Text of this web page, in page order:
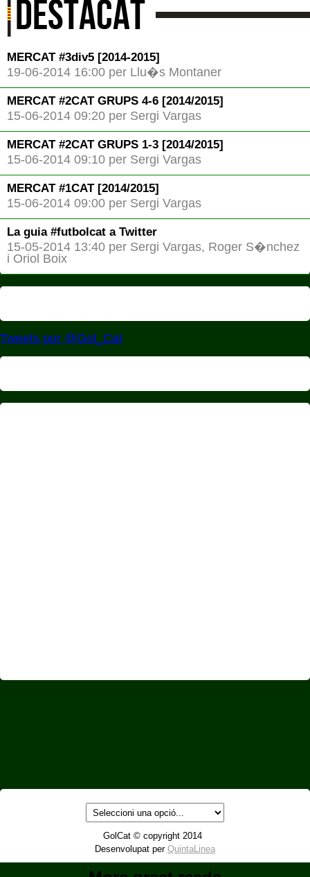
DESTACAT
MERCAT #3div5 [2014-2015]
19-06-2014 16:00 per Llu�s Montaner
MERCAT #2CAT GRUPS 4-6 [2014/2015]
15-06-2014 09:20 per Sergi Vargas
MERCAT #2CAT GRUPS 1-3 [2014/2015]
15-06-2014 09:10 per Sergi Vargas
MERCAT #1CAT [2014/2015]
15-06-2014 09:00 per Sergi Vargas
La guia #futbolcat a Twitter
15-05-2014 13:40 per Sergi Vargas, Roger S�nchez
i Oriol Boix
Tweets por @Gol_Cat
GolCat © copyright 2014
Desenvolupat per QuintaLinea